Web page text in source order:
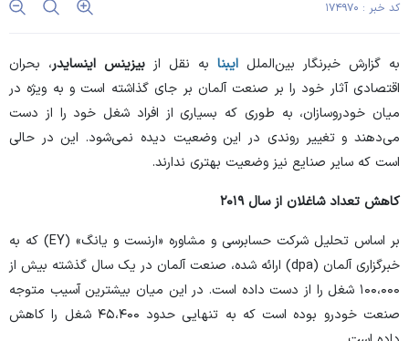
کد خبر : ۱۷۴۹۷۰
به گزارش خبرنگار بین‌الملل ایبنا به نقل از بیزینس اینسایدر، بحران
اقتصادی آثار خود را بر صنعت آلمان بر جای گذاشته است و به ویژه در
میان خودروسازان، به طوری که بسیاری از افراد شغل خود را از دست
می‌دهند و تغییر روندی در این وضعیت دیده نمی‌شود. این در حالی
است که سایر صنایع نیز وضعیت بهتری ندارند.
کاهش تعداد شاغلان از سال ۲۰۱۹
بر اساس تحلیل شرکت حسابرسی و مشاوره «ارنست و یانگ» (EY) که به
خبرگزاری آلمان (dpa) ارائه شده، صنعت آلمان در یک سال گذشته بیش از
۱۰۰،۰۰۰ شغل را از دست داده است. در این میان بیشترین آسیب متوجه
صنعت خودرو بوده است که به تنهایی حدود ۴۵،۴۰۰ شغل را کاهش